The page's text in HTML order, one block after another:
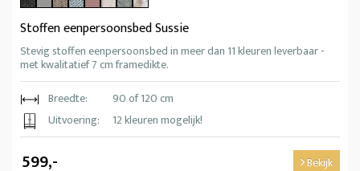
Stoffen eenpersoonsbed Sussie
Stevig stoffen eenpersoonsbed in meer dan 11 kleuren leverbaar -
met kwalitatief 7 cm framedikte.
Breedte:
90 of 120 cm
Uitvoering:
12 kleuren mogelijk!
599,- Bekijk